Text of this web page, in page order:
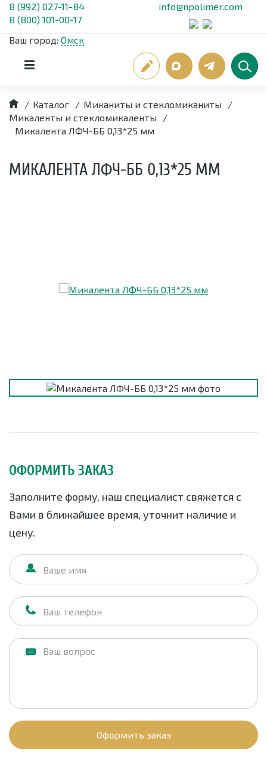
8 (992) 027-11-84
8 (800) 101-00-17
info@npolimer.com
Ваш город: Омск
/ Каталог / Миканиты и стекломиканиты
/
Микаленты и стекломикаленты
/
Микалента ЛФЧ-ББ 0,13*25 мм
МИКАЛЕНТА ЛФЧ-ББ 0,13*25 ММ
ОФОРМИТЬ ЗАКАЗ
Заполните форму, наш специалист свяжется с
Вами в ближайшее время, уточнит наличие и
цену.
Оформить заказ